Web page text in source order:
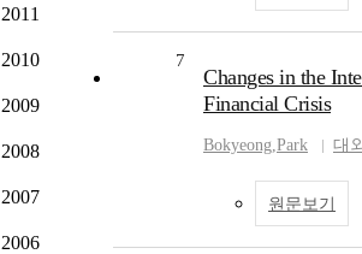
2011
2010
2009
2008
2007
2006
7
Changes in the
Financial Crisis
Bokyeong,Park 대
원문보기